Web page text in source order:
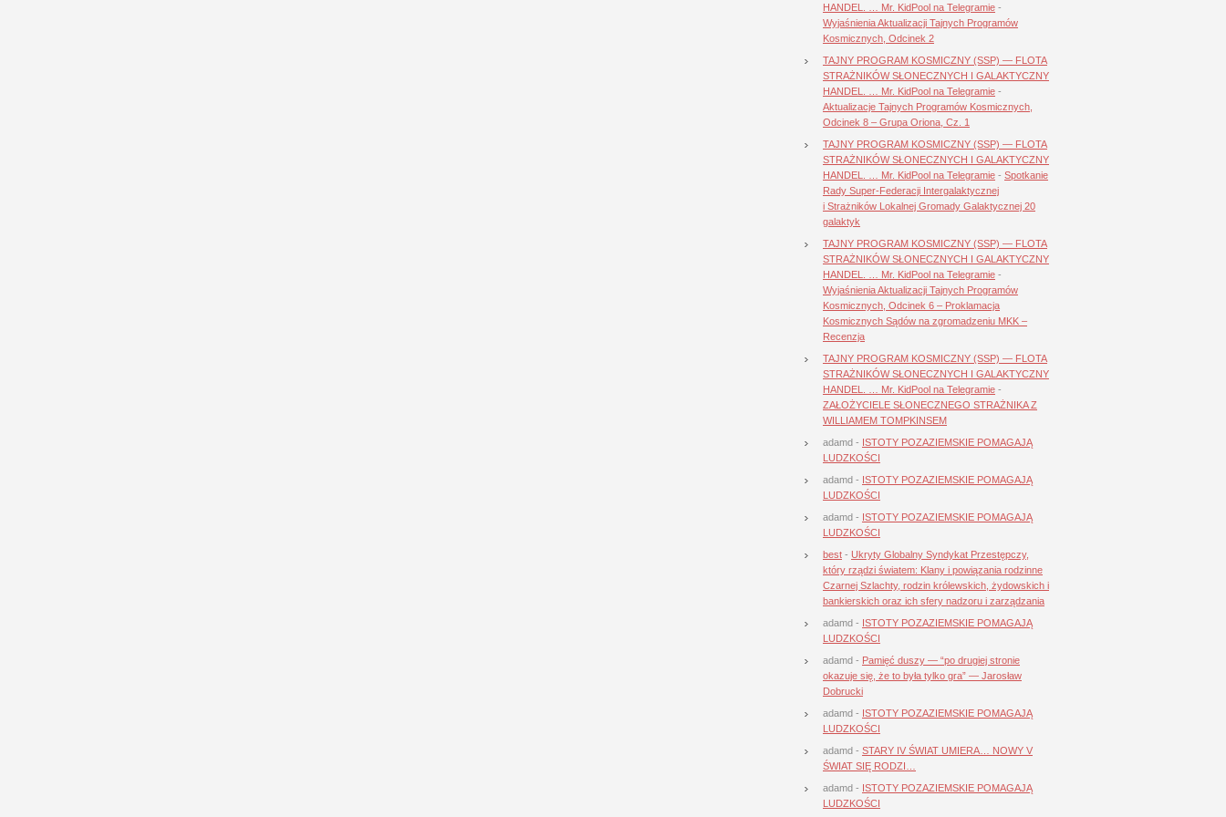
HANDEL. … Mr. KidPool na Telegramie -
Wyjaśnienia Aktualizacji Tajnych Programów
Kosmicznych, Odcinek 2
TAJNY PROGRAM KOSMICZNY (SSP) — FLOTA
STRAŻNIKÓW SŁONECZNYCH I GALAKTYCZNY
HANDEL. … Mr. KidPool na Telegramie -
Aktualizacje Tajnych Programów Kosmicznych,
Odcinek 8 – Grupa Oriona, Cz. 1
TAJNY PROGRAM KOSMICZNY (SSP) — FLOTA
STRAŻNIKÓW SŁONECZNYCH I GALAKTYCZNY
HANDEL. … Mr. KidPool na Telegramie - Spotkanie
Rady Super-Federacji Intergalaktycznej
i Strażników Lokalnej Gromady Galaktycznej 20
galaktyk
TAJNY PROGRAM KOSMICZNY (SSP) — FLOTA
STRAŻNIKÓW SŁONECZNYCH I GALAKTYCZNY
HANDEL. … Mr. KidPool na Telegramie -
Wyjaśnienia Aktualizacji Tajnych Programów
Kosmicznych, Odcinek 6 – Proklamacja
Kosmicznych Sądów na zgromadzeniu MKK –
Recenzja
TAJNY PROGRAM KOSMICZNY (SSP) — FLOTA
STRAŻNIKÓW SŁONECZNYCH I GALAKTYCZNY
HANDEL. … Mr. KidPool na Telegramie -
ZAŁOŻYCIELE SŁONECZNEGO STRAŻNIKA Z
WILLIAMEM TOMPKINSEM
adamd - ISTOTY POZAZIEMSKIE POMAGAJĄ
LUDZKOŚCI
adamd - ISTOTY POZAZIEMSKIE POMAGAJĄ
LUDZKOŚCI
adamd - ISTOTY POZAZIEMSKIE POMAGAJĄ
LUDZKOŚCI
best - Ukryty Globalny Syndykat Przestępczy,
który rządzi światem: Klany i powiązania rodzinne
Czarnej Szlachty, rodzin królewskich, żydowskich i
bankierskich oraz ich sfery nadzoru i zarządzania
adamd - ISTOTY POZAZIEMSKIE POMAGAJĄ
LUDZKOŚCI
adamd - Pamięć duszy — “po drugiej stronie
okazuje się, że to była tylko gra” — Jarosław
Dobrucki
adamd - ISTOTY POZAZIEMSKIE POMAGAJĄ
LUDZKOŚCI
adamd - STARY IV ŚWIAT UMIERA… NOWY V
ŚWIAT SIĘ RODZI…
adamd - ISTOTY POZAZIEMSKIE POMAGAJĄ
LUDZKOŚCI